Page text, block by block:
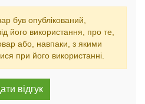
був опублікований,
його використання, про те,
або, навпаки, з якими
при його використанні.